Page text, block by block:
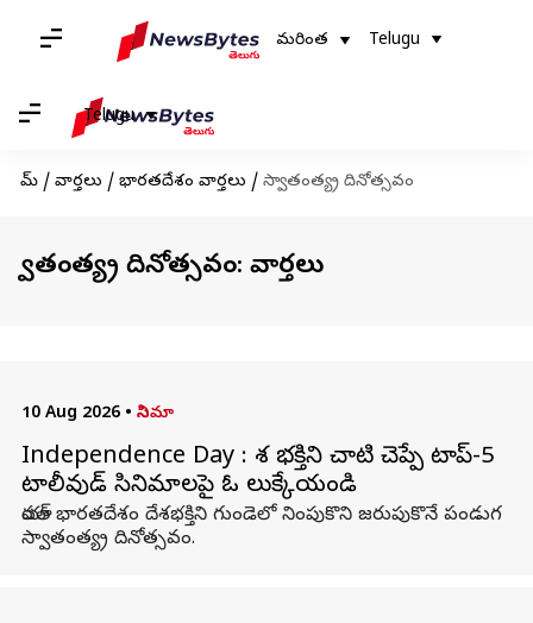
మరింత Telugu
Telugu
హోమ్ / వార్తలు / భారతదేశం వార్తలు / స్వాతంత్య్ర దినోత్సవం
స్వాతంత్య్ర దినోత్సవం: వార్తలు
10 Aug 2026 • సినిమా
Independence Day : దేశ భక్తిని చాటి చెప్పే టాప్-5
టాలీవుడ్ సినిమాలపై ఓ లుక్కేయండి
యావత్ భారతదేశం దేశభక్తిని గుండెలో నింపుకొని జరుపుకొనే పండుగ
స్వాతంత్య్ర దినోత్సవం.